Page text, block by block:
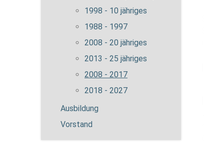
1998 - 10 jähriges
1988 - 1997
2008 - 20 jähriges
2013 - 25 jähriges
2008 - 2017
2018 - 2027
Ausbildung
Vorstand